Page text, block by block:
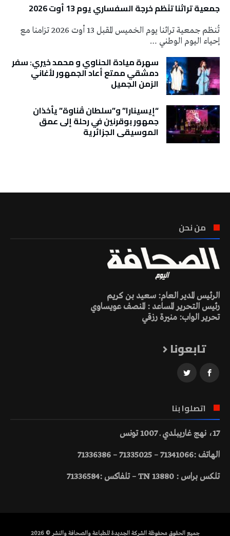
جمعية تراثنا تنَظم خرجة السفساري يوم 13 أوت 2026
تُنظم جمعية تراثنا يوم الخميس المقبل 13 أوت 2026 تزامنا مع
إحياء اليوم الوطني …
سهرة ميادة الحناوي و محمد خيري: سفر
دمشقي ممتع أعاد الجمهور لأغاني
الزمن الجميل
“إيسينارا” و”سلطان ڤناوة” يأخذان
جمهور بوقرنين في رحلة إلى عمق
الموسيقى الجزائرية
من نحن
الرئيس المدير العام: سعيد بن كريم
رئيس التحرير المساعد : المنصف عويساوي
تحرير الواب: منيرة رزقي
تابعونا
اتصلوا بنا
17، نهج غاريبلدي ـ 1007 تونس
الهاتف :71341066 – 71335025 – 71336386
تلكس براس : 13880 TN – تلفاكس :71336584
جميع الحقوق محفوظة الشركة الجديدة للطباعة والصحافة والنشر © 2026